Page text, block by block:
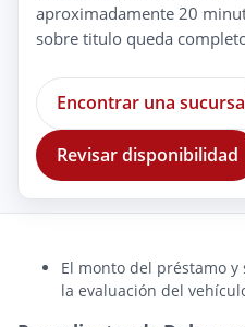
aproximadamente 20
sobre titulo queda
Encontrar una
Revisar disponibilidad
El monto del préstamo
la evaluación del